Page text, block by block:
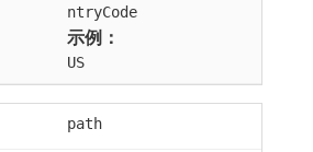
ntryCode
示例：
US
path